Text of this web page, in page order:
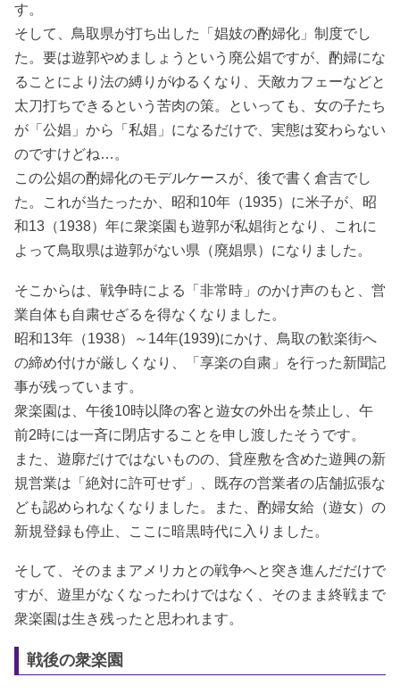
す。
そして、鳥取県が打ち出した「娼妓の酌婦化」制度でし
た。要は遊郭やめましょうという廃公娼ですが、酌婦にな
ることにより法の縛りがゆるくなり、天敵カフェーなどと
太刀打ちできるという苦肉の策。といっても、女の子たち
が「公娼」から「私娼」になるだけで、実態は変わらない
のですけどね…。
この公娼の酌婦化のモデルケースが、後で書く倉吉でし
た。これが当たったか、昭和10年（1935）に米子が、昭
和13（1938）年に衆楽園も遊郭が私娼街となり、これに
よって鳥取県は遊郭がない県（廃娼県）になりました。
そこからは、戦争時による「非常時」のかけ声のもと、営
業自体も自粛せざるを得なくなりました。
昭和13年（1938）～14年(1939)にかけ、鳥取の歓楽街へ
の締め付けが厳しくなり、「享楽の自粛」を行った新聞記
事が残っています。
衆楽園は、午後10時以降の客と遊女の外出を禁止し、午
前2時には一斉に閉店することを申し渡したそうです。
また、遊廓だけではないものの、貸座敷を含めた遊興の新
規営業は「絶対に許可せず」、既存の営業者の店舗拡張な
ども認められなくなりました。また、酌婦女給（遊女）の
新規登録も停止、ここに暗黒時代に入りました。
そして、そのままアメリカとの戦争へと突き進んだだけで
すが、遊里がなくなったわけではなく、そのまま終戦まで
衆楽園は生き残ったと思われます。
戦後の衆楽園